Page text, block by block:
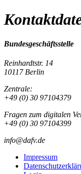
Bundesgeschäftsstelle
Reinhardtstr. 14
10117 Berlin
Zentrale:
+49 (0) 30 97104379
Fragen zum digitalen
+49 (0) 30 97104399
info@dafv.de
Impressum